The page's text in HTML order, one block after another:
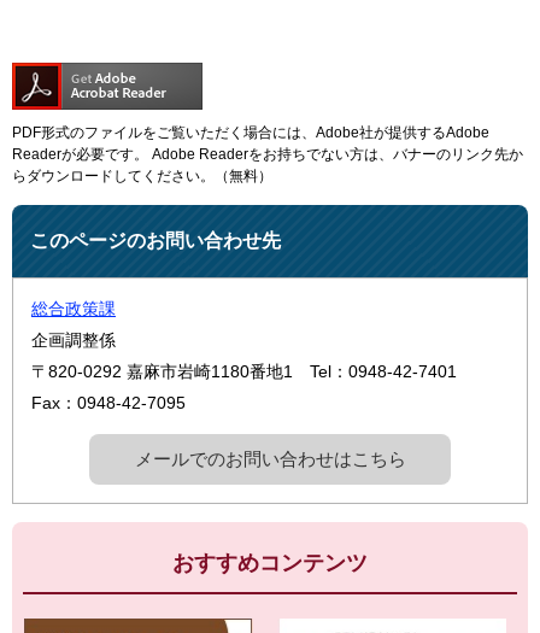
PDF形式のファイルをご覧いただく場合には、Adobe社が提供するAdobe
Readerが必要です。
Adobe Readerをお持ちでない方は、バナーのリンク先か
らダウンロードしてください。（無料）
このページのお問い合わせ先
総合政策課
企画調整係
〒820-0292 嘉麻市岩崎1180番地1
Tel：0948-42-7401
Fax：0948-42-7095
メールでのお問い合わせはこちら
おすすめコンテンツ